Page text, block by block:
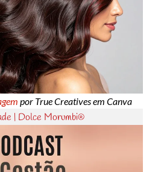
por True Creatives em Canva
| Dolce Morumbi®